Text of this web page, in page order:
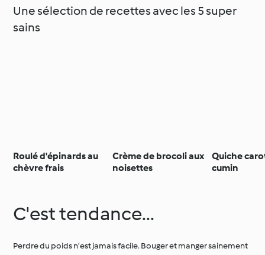
Une sélection de recettes avec les 5 super
sains
Roulé d'épinards au
chèvre frais
Crème de brocoli aux
noisettes
Quiche
cumin
C'est tendance...
Perdre du poids n’est jamais facile. Bouger et manger sainement